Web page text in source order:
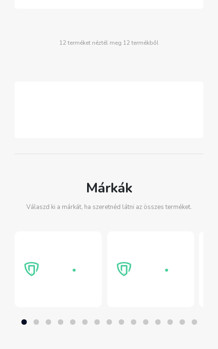
12 terméket néztél meg 12 termékből
Márkák
Válaszd ki a márkát, ha szeretnéd látni az összes terméket.